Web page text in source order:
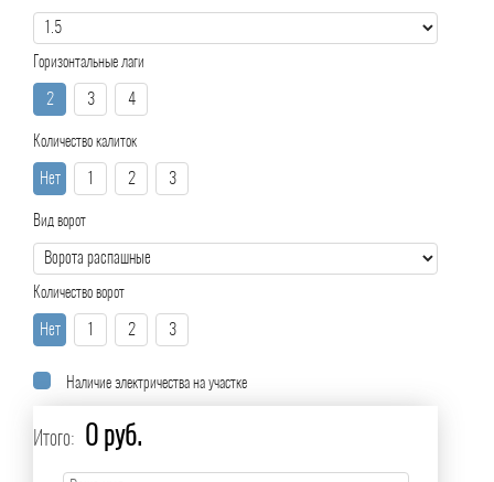
Горизонтальные лаги
2 3 4
Количество калиток
Нет 1 2 3
Вид ворот
Количество ворот
Нет 1 2 3
Наличие электричества на участке
Итого: 0 руб.